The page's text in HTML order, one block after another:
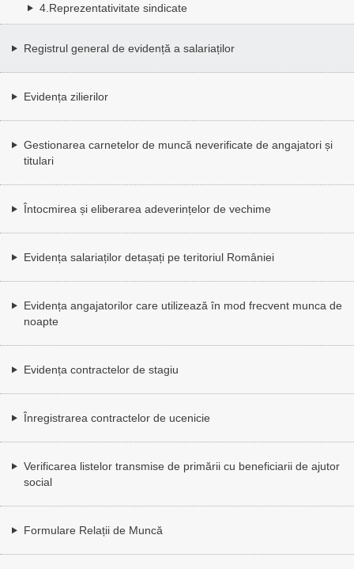
4.Reprezentativitate sindicate
Registrul general de evidență a salariaților
Evidența zilierilor
Gestionarea carnetelor de muncă neverificate de angajatori și
titulari
Întocmirea și eliberarea adeverințelor de vechime
Evidența salariaților detașați pe teritoriul României
Evidența angajatorilor care utilizează în mod frecvent munca de
noapte
Evidența contractelor de stagiu
Înregistrarea contractelor de ucenicie
Verificarea listelor transmise de primării cu beneficiarii de ajutor
social
Formulare Relații de Muncă